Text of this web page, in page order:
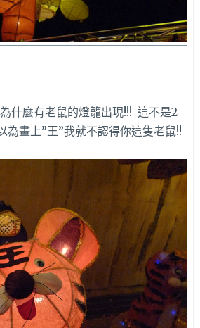
什麼有老鼠的燈籠出現!!! 這不是2
為畫上”王”我就不認得你這隻老鼠!!